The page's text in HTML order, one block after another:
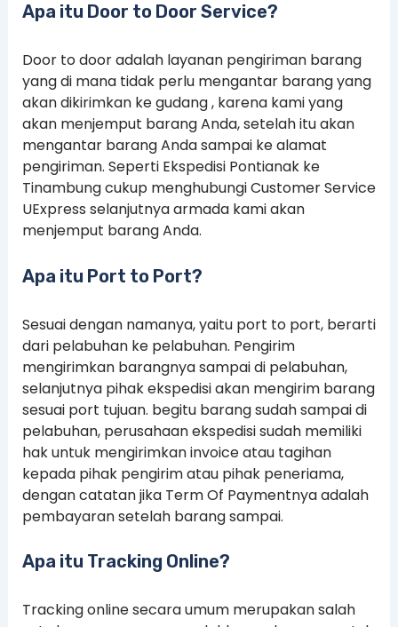
Apa itu Door to Door Service?
Door to door adalah layanan pengiriman barang
yang di mana tidak perlu mengantar barang yang
akan dikirimkan ke gudang , karena kami yang
akan menjemput barang Anda, setelah itu akan
mengantar barang Anda sampai ke alamat
pengiriman. Seperti Ekspedisi Pontianak ke
Tinambung cukup menghubungi Customer Service
UExpress selanjutnya armada kami akan
menjemput barang Anda.
Apa itu Port to Port?
Sesuai dengan namanya, yaitu port to port, berarti
dari pelabuhan ke pelabuhan. Pengirim
mengirimkan barangnya sampai di pelabuhan,
selanjutnya pihak ekspedisi akan mengirim barang
sesuai port tujuan. begitu barang sudah sampai di
pelabuhan, perusahaan ekspedisi sudah memiliki
hak untuk mengirimkan invoice atau tagihan
kepada pihak pengirim atau pihak peneriama,
dengan catatan jika Term Of Paymentnya adalah
pembayaran setelah barang sampai.
Apa itu Tracking Online?
Tracking online secara umum merupakan salah